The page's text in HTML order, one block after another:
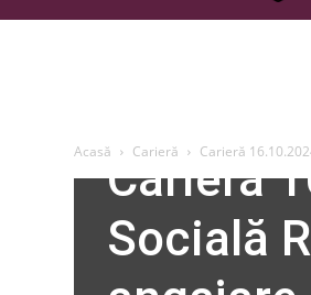
Acasă Carieră Carieră
Carieră
Socială